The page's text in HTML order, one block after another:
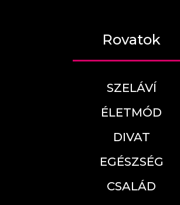
Rovatok
SZELÁVÍ
ÉLETMÓD
DIVAT
EGÉSZSÉG
CSALÁD